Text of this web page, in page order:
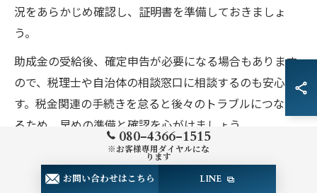
況をあらかじめ確認し、証明書を準備しておきましょ
う。
助成金の受給後、確定申告が必要になる場合もあります
ので、税理士や自治体の相談窓口に相談するのも安心で
す。税金関連の手続きを怠ると後々のトラブルにつなが
るため、早めの準備と確認を心がけましょう。
外壁塗装の補助金条件確認で失敗を防ぐ方法
080-4366-1515
※お客様専用ダイヤルにな
ります
お問い合わせはこちら LINE